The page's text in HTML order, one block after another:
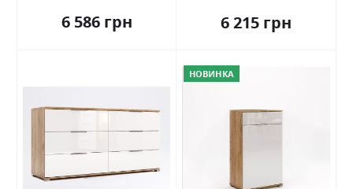
6 586 грн 6 215 грн
НОВИНКА